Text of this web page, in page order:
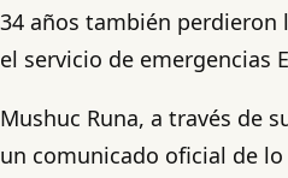
34 años también perdieron
el servicio de emergencias
Mushuc Runa, a través de
un comunicado oficial de